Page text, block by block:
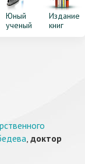
Юный
ученый
Издание
книг
, доктор